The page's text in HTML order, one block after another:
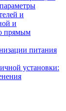
и
и
прямым
питания
установки: